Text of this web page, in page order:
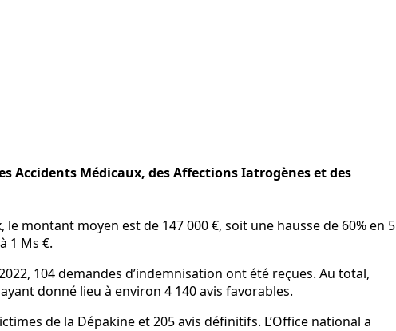
Accidents Médicaux, des Affections Iatrogènes et des
montant moyen est de 147 000 €, soit une hausse de 60% en 5
1 Ms €.
104 demandes d’indemnisation ont été reçues. Au total,
donné lieu à environ 4 140 avis favorables.
de la Dépakine et 205 avis définitifs. L’Office national a